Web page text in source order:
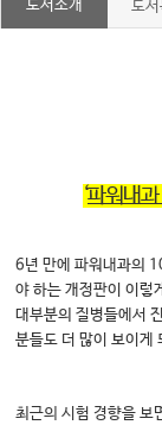
도서소개 도
‘파워내과
6년 만에 파워내과의
야 하는 개정판이 이렇
대부분의 질병들에서
분들도 더 많이 보이게
최근의 시험 경향을 보